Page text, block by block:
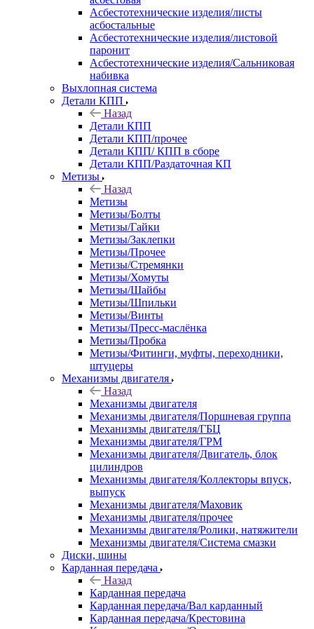
Асбестотехнические изделия/листы
асбостальные
Асбестотехнические изделия/листовой
паронит
Асбестотехнические изделия/Сальниковая
набивка
Выхлопная система
Детали КПП
Назад
Детали КПП
Детали КПП/прочее
Детали КПП/ КПП в сборе
Детали КПП/Раздаточная КП
Метизы
Назад
Метизы
Метизы/Болты
Метизы/Гайки
Метизы/Заклепки
Метизы/Прочее
Метизы/Стремянки
Метизы/Хомуты
Метизы/Шайбы
Метизы/Шпильки
Метизы/Винты
Метизы/Пресс-маслёнка
Метизы/Пробка
Метизы/Фитинги, муфты, переходники,
штуцеры
Механизмы двигателя
Назад
Механизмы двигателя
Механизмы двигателя/Поршневая группа
Механизмы двигателя/ГБЦ
Механизмы двигателя/ГРМ
Механизмы двигателя/Двигатель, блок
цилиндров
Механизмы двигателя/Коллекторы впуск,
выпуск
Механизмы двигателя/Маховик
Механизмы двигателя/прочее
Механизмы двигателя/Ролики, натяжители
Механизмы двигателя/Система смазки
Диски, шины
Карданная передача
Назад
Карданная передача
Карданная передача/Вал карданный
Карданная передача/Крестовина